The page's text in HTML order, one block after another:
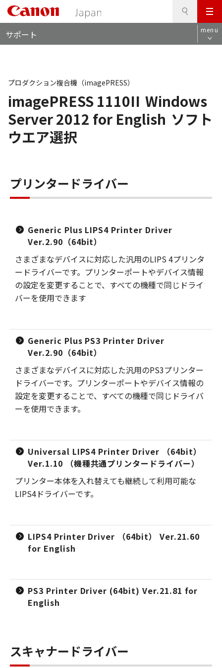
メ
ニ
ュ
サポート menu
imagePRESS 1110II Windows
Server 2012 for English ソフト
ウエア選択
プロダクション複合機（imagePRESS）
プリンタードライバー
Generic Plus LIPS4 Printer Driver
Ver.2.90（64bit）
さまざまなデバイスに対応した汎用のLIPS 4プリンタ
ードライバーです。プリンターポートやデバイス情報
の設定を変更することで、すべての機種で同じドライ
バーを使用できます
Generic Plus PS3 Printer Driver
Ver.2.90（64bit）
さまざまなデバイスに対応した汎用のPS3プリンター
ドライバーです。プリンターポートやデバイス情報の
設定を変更することで、すべての機種で同じドライバ
ーを使用できます。
Universal LIPS4 Printer Driver （64bit）
Ver.1.10 （機種共通プリンタードライバー）
プリンター本体を入れ替えても継続して利用可能な
LIPS4ドライバーです。
LIPS4 Printer Driver （64bit） Ver.21.60
for English
PS3 Printer Driver (64bit) Ver.21.81 for
English
スキャナードライバー